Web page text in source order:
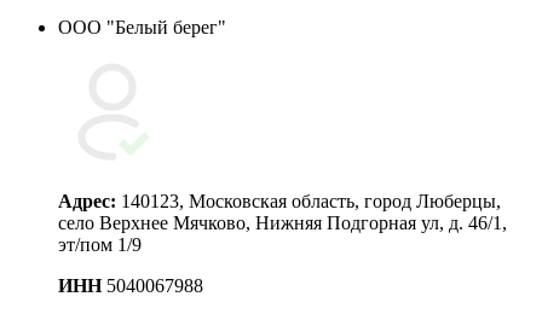
ООО "Белый берег"
Адрес: 140123, Московская область, город Люберцы,
село Верхнее Мячково, Нижняя Подгорная ул, д. 46/1,
эт/пом 1/9
ИНН5040067988